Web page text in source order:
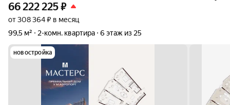
66 222 225₽
от 308 364 ₽ в месяц
99,5 м²
2-комн. квартира 6 этаж из 25
новостройка